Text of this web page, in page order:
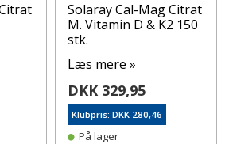
Solaray Cal-Mag Citrat
M. Vitamin D & K2 150
stk.
Læs mere »
DKK 329,95
Klubpris: DKK 280,46
På lager